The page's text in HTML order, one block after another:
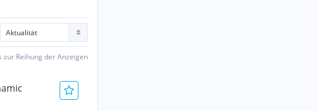
zur Reihung der Anzeigen